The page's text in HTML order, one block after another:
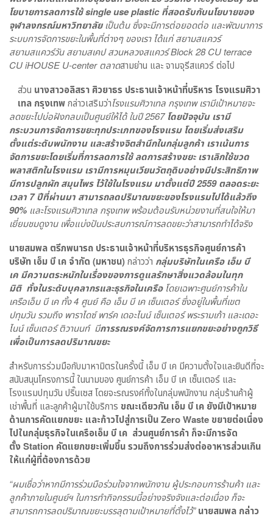
โยบายการลดการใช้ single use plastic ที่สอดรับกับนโยบายของ
จุฬาลงกรณ์มหาวิทยาลัยเป็นต้น ซึ่งจะมีการต่อยอดต่อ และพัฒนาการ
ระบบการจัดการขยะในพื้นที่ต่างๆ ของเรา ได้แก่ สยามสแควร์
สยามสแควร์วัน สยามสเคป สวนหลวงสแควร์ Block 28 CU terrace
CU iHOUSE U-center ตลาดสามย่าน และ จามจุรีสแควร์ ต่อไป
ส่วน นางสาวอลิสรา ศิวยาธร ประธานเจ้าหน้าที่บริหาร โรงแรมศิวา
เทล กรุงเทพกล่าวเสริมว่าโรงแรมศิวาเทล กรุงเทพ เรามีเป้าหมายจะ
ลดขยะไปบ่อฝังกลบเป็นศูนย์ให้ได้ ในปี 2567โดยปัจจุบัน เรามี
กระบวนการจัดการขยะทุกประเภทของโรงแรม โดยเริ่มส่งเสริม
ตั้งแต่ระดับพนักงาน และสร้างจิตสำนึกในกลุ่มลูกค้า เราเน้นการ
จัดการขยะโดยเริ่มที่การลดการใช้ ลดการสร้างขยะ เราเลิกใช้ขวด
พลาสติกในโรงแรม เรามีการหมุนเวียนวัตถุดิบอย่างมีประสิทธิภาพ
มีการปลูกผัก สมุนไพร ไว้ใช้ในโรงแรม มาตั้งแต่ปี 2559 ตลอดระยะ
เวลา 7 ปีที่ผ่านมา สามารถลดปริมาณขยะของโรงแรมไปได้แล้วถึง
90% และโรงแรมศิวาเทล กรุงเทพ พร้อมต้อนรับหน่วยงานที่สนใจให้มา
เยี่ยมชมดูงาน เพื่อแบ่งปันประสบการณ์การลดขยะว่าสามารถทำได้จริง
นายสมพล ตรีภพนารถ ประธานเจ้าหน้าที่บริหารธุรกิจศูนย์การค้า
บริษัท เอ็ม บี เค จำกัด (มหาชน)กล่าวว่า กลุ่มบริษัทในเครือ เอ็ม บี
เค มีความตระหนักในเรื่องของการดูแลรักษาสิ่งแวดล้อมในทุก
มิติทั้งในระดับบุคลากรและธุรกิจในเครือ โดยเฉพาะศูนย์การค้าใน
เครือเอ็ม บี เค ทั้ง 4 ศูนย์ คือ เอ็ม บี เค เซ็นเตอร์ ซึ่งอยู่ในพื้นที่เขต
ปทุมวัน รวมถึง พาราไดซ์ พาร์ค เดอะไนน์ เซ็นเตอร์ พระรามเก้า และเดอะ
ไนน์ เซ็นเตอร์ ติวานนท์มีการรณรงค์จัดการการแยกขยะอย่างถูกวิธี
เพื่อเป็นการลดปริมาณขยะ
สำหรับการร่วมมือกับมาหามิตรในครั้งนี้ เอ็ม บี เค มีความตั้งใจและยินดีที่จะ
สนับสนุนโครงการนี้ ในนามของ ศูนย์การค้า เอ็ม บี เค เซ็นเตอร์ และ
โรงแรมปทุมวัน ปริ๊นเซส โดยจะรณรงค์ทั้งในกลุ่มพนักงาน กลุ่มร้านค้าผู้
เช่าพื้นที่ และลูกค้าผู้มาใช้บริการ ขณะเดียวกัน เอ็ม บี เค ยังมีเป้าหมาย
ด้านการคัดแยกขยะ และก้าวไปสู่การเป็น Zero Waste ขยายต่อเนื่อง
ไปในกลุ่มธุรกิจในเครือเอ็ม บี เค ส่วนศูนย์การค้า ก็จะมีการจัด
ตั้ง Station คัดแยกขยะเพิ่มขึ้น รวมถึงการร่วมส่งต่ออาหารส่วนเกิน
ให้แก่ผู้ที่ต้องการด้วย
“ผมเชื่อว่าหากมีการร่วมมือร่วมใจจากพนักงาน ผู้ประกอบการร้านค้า และ
ลูกค้าภายในศูนย์ฯ ในการทำกิจกรรมนี้อย่างจริงจังและต่อเนื่อง ก็จะ
สามารถการลดปริมาณขยะบรรลุตามเป้าหมายที่ตั้งไว้” นายสมพล กล่าว